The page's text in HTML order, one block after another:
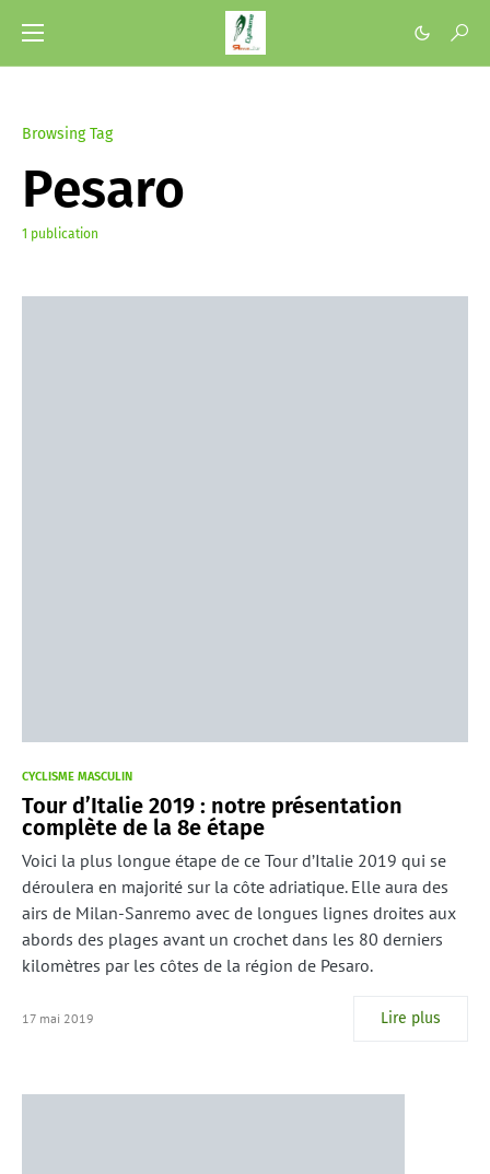
Browsing Tag
Pesaro
1 publication
CYCLISME MASCULIN
Tour d’Italie 2019 : notre présentation
complète de la 8e étape
Voici la plus longue étape de ce Tour d’Italie 2019 qui se
déroulera en majorité sur la côte adriatique. Elle aura des
airs de Milan-Sanremo avec de longues lignes droites aux
abords des plages avant un crochet dans les 80 derniers
kilomètres par les côtes de la région de Pesaro.
17 mai 2019 Lire plus